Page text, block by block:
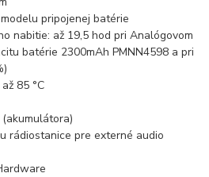
pripojenej batérie
nabitie: až 19,5 hod pri Analógovom
batérie 2300mAh PMNN4598 a pri
85 °C
rádiostanice pre externé audio